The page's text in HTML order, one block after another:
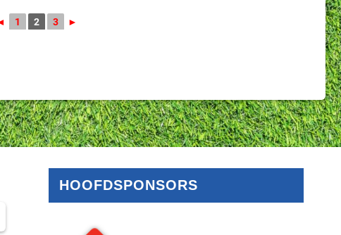
1 2 3 ►
HOOFDSPONSORS